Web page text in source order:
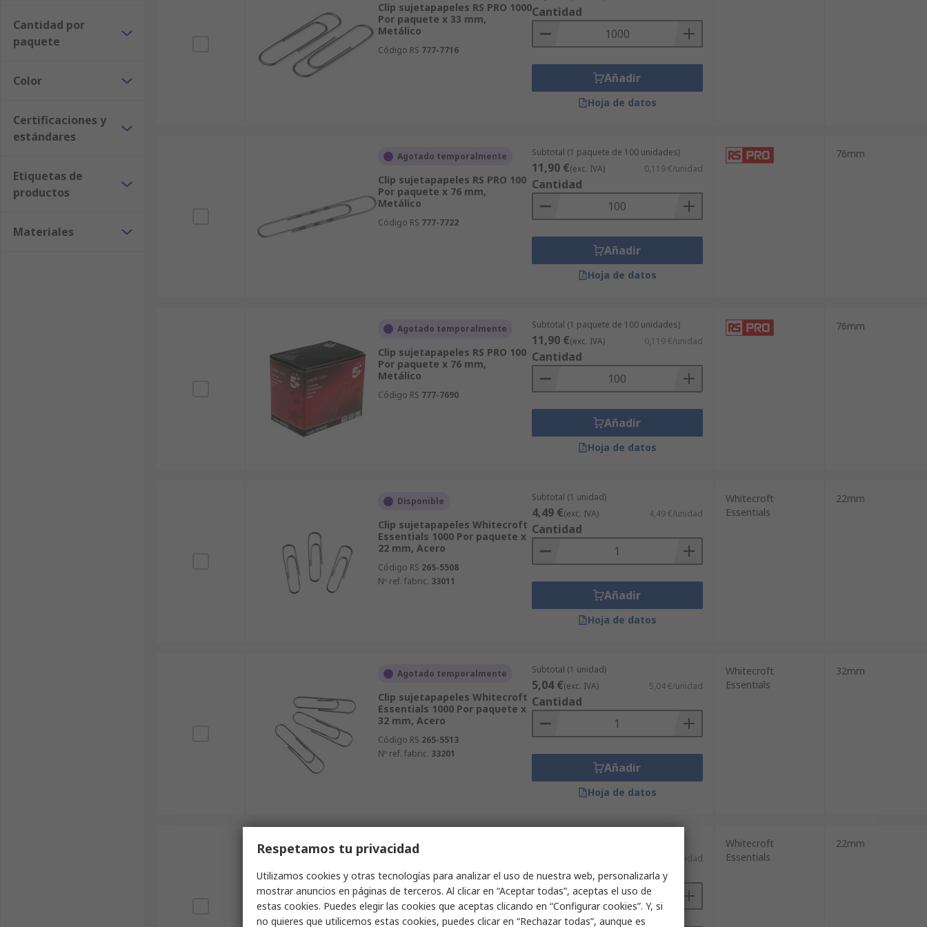
Cantidad por
paquete
Color
Certificaciones y
estándares
Etiquetas de
productos
Materiales
Clip sujetapapeles RS PRO 1000
Por paquete x 33 mm,
Metálico
Código RS 777-7716
Cantidad
Añadir
Hoja de datos
Agotado temporalmente
Clip sujetapapeles RS PRO 100
Por paquete x 76 mm,
Metálico
Código RS 777-7722
Subtotal (1 paquete de 100 unidades)
11,90 €(exc. IVA) 0,119 €/unidad
Cantidad
Añadir
Hoja de datos
76mm
Agotado temporalmente
Clip sujetapapeles RS PRO 100
Por paquete x 76 mm,
Metálico
Código RS 777-7690
Subtotal (1 paquete de 100 unidades)
11,90 €(exc. IVA) 0,119 €/unidad
Cantidad
Añadir
Hoja de datos
76mm
Disponible
Clip sujetapapeles Whitecroft
Essentials 1000 Por paquete x
22 mm, Acero
Código RS 265-5508
Nº ref. fabric. 33011
Subtotal (1 unidad)
4,49 €(exc. IVA) 4,49 €/unidad
Cantidad
Añadir
Hoja de datos
Whitecroft
Essentials
22mm
Agotado temporalmente
Clip sujetapapeles Whitecroft
Essentials 1000 Por paquete x
32 mm, Acero
Código RS 265-5513
Nº ref. fabric. 33201
Subtotal (1 unidad)
5,04 €(exc. IVA) 5,04 €/unidad
Cantidad
Añadir
Hoja de datos
Whitecroft
Essentials
32mm
Disponible
Clip sujetapapeles Whitecroft
Essentials 1000 Por paquete x
22 mm, Acero
Código RS265-5509
4,49 €/unidad
Cantidad
Whitecroft
Essentials
22mm
Respetamos tu privacidad
Utilizamos cookies y otras tecnologías para analizar el uso de nuestra web, personalizarla y
mostrar anuncios en páginas de terceros. Al clicar en “Aceptar todas”, aceptas el uso de
estas cookies. Puedes elegir las cookies que aceptas clicando en “Configurar cookies”. Y, si
no quieres que utilicemos estas cookies, puedes clicar en “Rechazar todas”, aunque es